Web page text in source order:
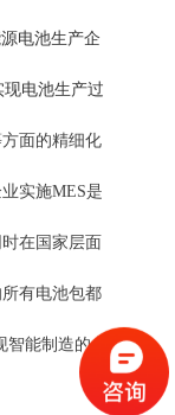
电池生产企
现电池生产过
面的精细化
实施MES是
在国家层面
有电池包都
能制造的必